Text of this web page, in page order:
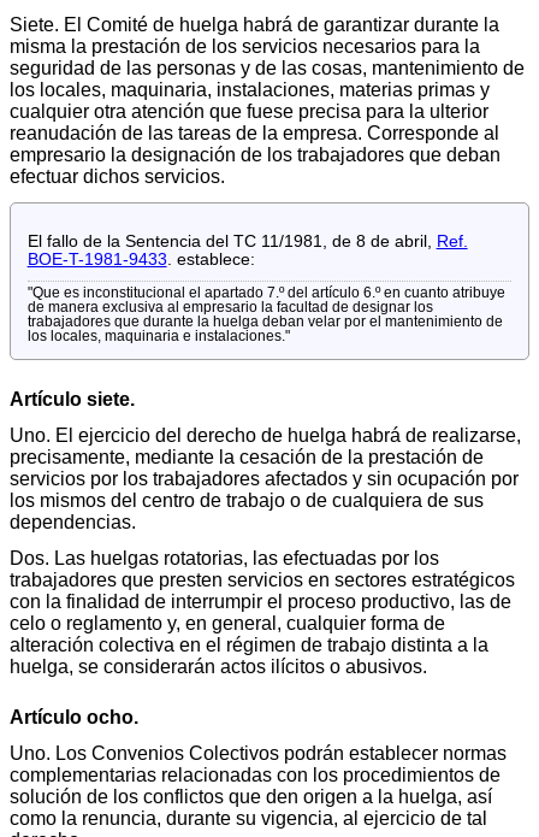
Siete. El Comité de huelga habrá de garantizar durante la
misma la prestación de los servicios necesarios para la
seguridad de las personas y de las cosas, mantenimiento de
los locales, maquinaria, instalaciones, materias primas y
cualquier otra atención que fuese precisa para la ulterior
reanudación de las tareas de la empresa. Corresponde al
empresario la designación de los trabajadores que deban
efectuar dichos servicios.
El fallo de la Sentencia del TC 11/1981, de 8 de abril,
Ref.
BOE-T-1981-9433 . establece:
"Que es inconstitucional el apartado 7.º del artículo 6.º en cuanto atribuye
de manera exclusiva al empresario la facultad de designar los
trabajadores que durante la huelga deban velar por el mantenimiento de
los locales, maquinaria e instalaciones."
Artículo siete.
Uno. El ejercicio del derecho de huelga habrá de realizarse,
precisamente, mediante la cesación de la prestación de
servicios por los trabajadores afectados y sin ocupación por
los mismos del centro de trabajo o de cualquiera de sus
dependencias.
Dos. Las huelgas rotatorias, las efectuadas por los
trabajadores que presten servicios en sectores estratégicos
con la finalidad de interrumpir el proceso productivo, las de
celo o reglamento y, en general, cualquier forma de
alteración colectiva en el régimen de trabajo distinta a la
huelga, se considerarán actos ilícitos o abusivos.
Artículo ocho.
Uno. Los Convenios Colectivos podrán establecer normas
complementarias relacionadas con los procedimientos de
solución de los conflictos que den origen a la huelga, así
como la renuncia, durante su vigencia, al ejercicio de tal